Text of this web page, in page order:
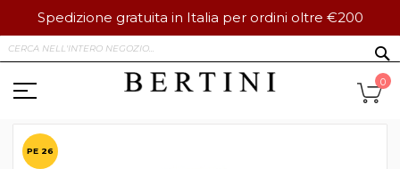
Spedizione gratuita in Italia per ordini oltre €200
al
contenuto
0
alla
fine
PE 26